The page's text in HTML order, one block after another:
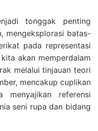
tonggak penting
mengeksplorasi batas-
pada representasi
akan memperdalam
melalui tinjauan teori
mencakup cuplikan
menyajikan referensi
seni rupa dan bidang